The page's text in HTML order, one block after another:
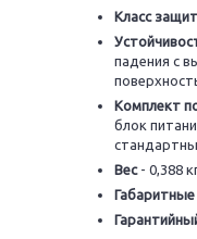
Класс
падения с
Комплект
блок
Вес- 0,388